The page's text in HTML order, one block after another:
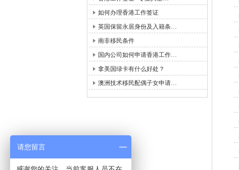
如何办理香港工作签证
英国保留永居身份及入籍条…
南非移民条件
国内公司如何申请香港工作…
拿美国绿卡有什么好处？
澳洲技术移民配偶子女申请…
请您留言